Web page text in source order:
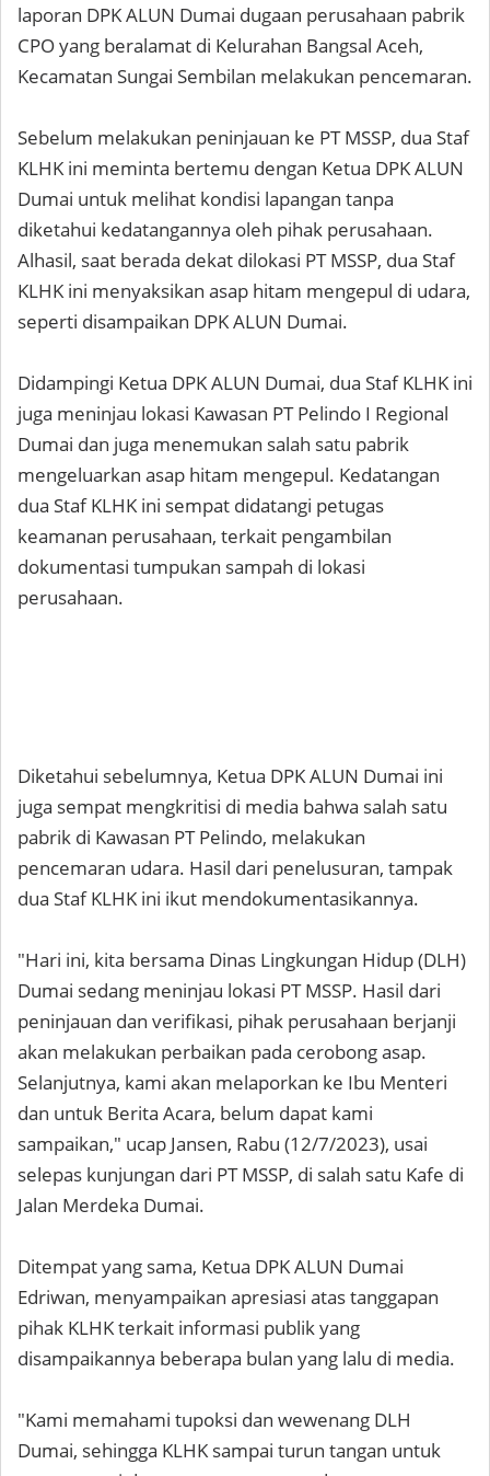
laporan DPK ALUN Dumai dugaan perusahaan pabrik
CPO yang beralamat di Kelurahan Bangsal Aceh,
Kecamatan Sungai Sembilan melakukan pencemaran.
Sebelum melakukan peninjauan ke PT MSSP, dua Staf
KLHK ini meminta bertemu dengan Ketua DPK ALUN
Dumai untuk melihat kondisi lapangan tanpa
diketahui kedatangannya oleh pihak perusahaan.
Alhasil, saat berada dekat dilokasi PT MSSP, dua Staf
KLHK ini menyaksikan asap hitam mengepul di udara,
seperti disampaikan DPK ALUN Dumai.
Didampingi Ketua DPK ALUN Dumai, dua Staf KLHK ini
juga meninjau lokasi Kawasan PT Pelindo I Regional
Dumai dan juga menemukan salah satu pabrik
mengeluarkan asap hitam mengepul. Kedatangan
dua Staf KLHK ini sempat didatangi petugas
keamanan perusahaan, terkait pengambilan
dokumentasi tumpukan sampah di lokasi
perusahaan.
Diketahui sebelumnya, Ketua DPK ALUN Dumai ini
juga sempat mengkritisi di media bahwa salah satu
pabrik di Kawasan PT Pelindo, melakukan
pencemaran udara. Hasil dari penelusuran, tampak
dua Staf KLHK ini ikut mendokumentasikannya.
"Hari ini, kita bersama Dinas Lingkungan Hidup (DLH)
Dumai sedang meninjau lokasi PT MSSP. Hasil dari
peninjauan dan verifikasi, pihak perusahaan berjanji
akan melakukan perbaikan pada cerobong asap.
Selanjutnya, kami akan melaporkan ke Ibu Menteri
dan untuk Berita Acara, belum dapat kami
sampaikan," ucap Jansen, Rabu (12/7/2023), usai
selepas kunjungan dari PT MSSP, di salah satu Kafe di
Jalan Merdeka Dumai.
Ditempat yang sama, Ketua DPK ALUN Dumai
Edriwan, menyampaikan apresiasi atas tanggapan
pihak KLHK terkait informasi publik yang
disampaikannya beberapa bulan yang lalu di media.
"Kami memahami tupoksi dan wewenang DLH
Dumai, sehingga KLHK sampai turun tangan untuk